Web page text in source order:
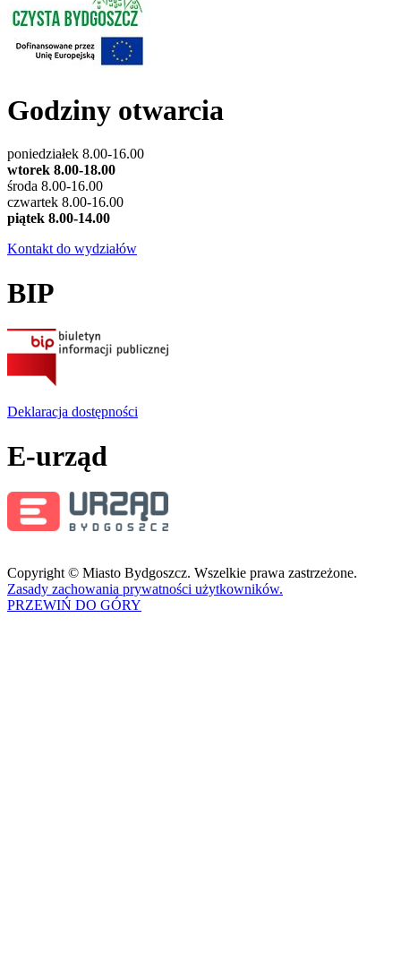
Godziny otwarcia
poniedziałek 8.00-16.00
wtorek 8.00-18.00
środa 8.00-16.00
czwartek 8.00-16.00
piątek 8.00-14.00
Kontakt do wydziałów
BIP
Deklaracja dostępności
E-urząd
Copyright © Miasto Bydgoszcz. Wszelkie prawa zastrzeżone.
Zasady zachowania prywatności użytkowników.
PRZEWIŃ DO GÓRY